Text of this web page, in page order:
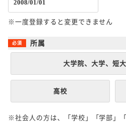
※一度登録すると変更できません
所属
大学院、大学、短
高校
※社会人の方は、「学校」「学部」